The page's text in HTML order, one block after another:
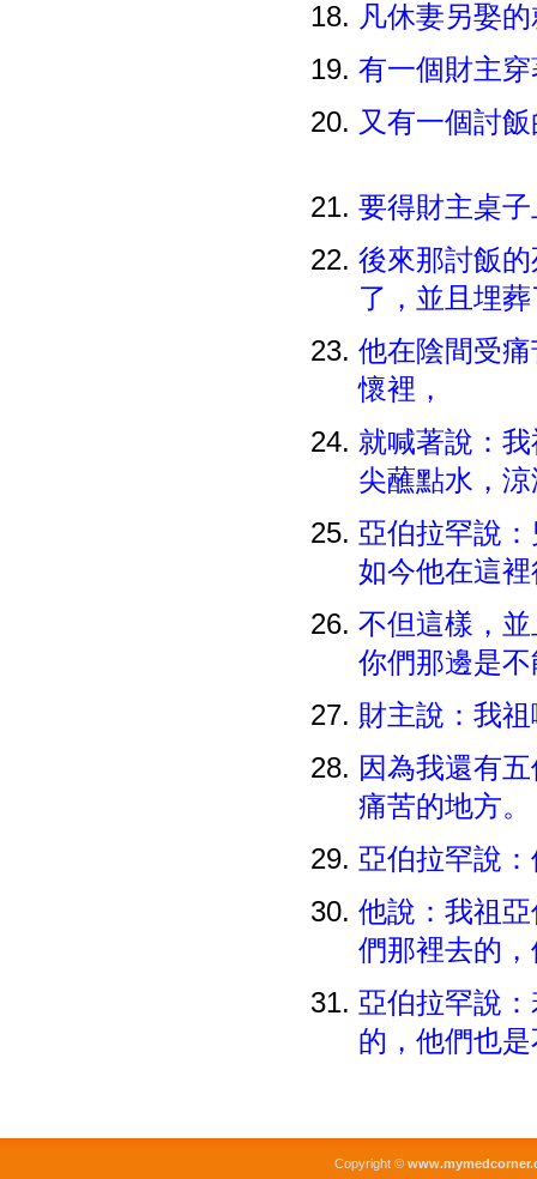
凡休妻另娶
有一個財主
又有一個討
要得財主桌
後來那討飯
了，並且埋
他在陰間受
懷裡，
就喊著說：
尖蘸點水，
亞伯拉罕說
如今他在這
不但這樣，
你們那邊是
財主說：我
因為我還有
痛苦的地方
亞伯拉罕說
他說：我祖
們那裡去的
亞伯拉罕說
的，他們也
Copyright ©